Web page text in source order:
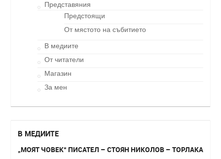
Представяния
Предстоящи
От мястото на събитието
В медиите
От читатели
Магазин
За мен
В МЕДИИТЕ
„МОЯТ ЧОВЕК“ ПИСАТЕЛ – СТОЯН НИКОЛОВ – ТОРЛАКА